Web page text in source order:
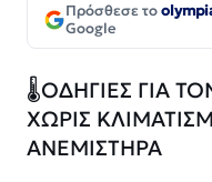
Πρόσθεσε το
Google
🌡️ΟΔΗΓΙΕΣ ΓΙΑ
ΧΩΡΙΣ
ΑΝΕΜΙΣΤΗΡΑ